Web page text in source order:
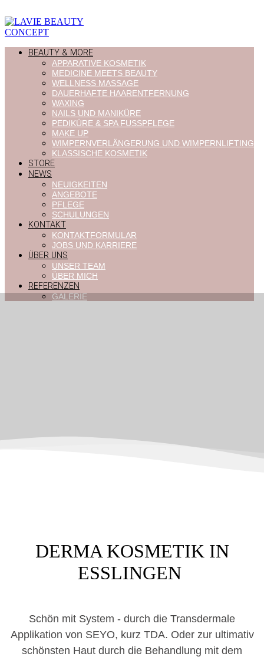
BEAUTY & MORE
APPARATIVE KOSMETIK
MEDICINE MEETS BEAUTY
WELLNESS MASSAGE
DAUERHAFTE HAARENTFERNUNG
WAXING
NAILS UND MANIKÜRE
PEDIKÜRE & SPA FUSSPFLEGE
MAKE UP
WIMPERNVERLÄNGERUNG UND WIMPERNLIFTING
KLASSISCHE KOSMETIK
STORE
NEWS
NEUIGKEITEN
ANGEBOTE
PFLEGE
SCHULUNGEN
KONTAKT
KONTAKTFORMULAR
JOBS UND KARRIERE
ÜBER UNS
UNSER TEAM
ÜBER MICH
REFERENZEN
GALERIE
DERMA KOSMETIK IN
ESSLINGEN
Schön mit System - durch die Transdermale
Applikation von SEYO, kurz TDA. Oder zur ultimativ
schönsten Haut durch die Behandlung mit dem